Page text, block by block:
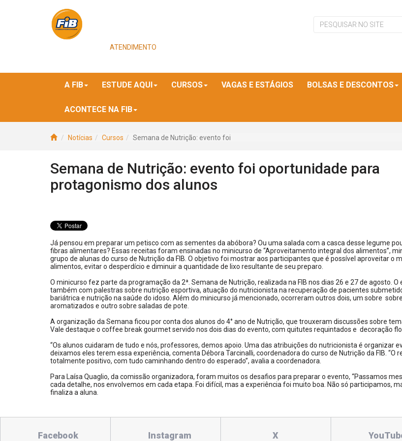
ATENDIMENTO
A FIB ESTUDE AQUI CURSOS VAGAS E ESTÁGIOS BOLSAS E DESCONTOS
ACONTECE NA FIB
Notícias Cursos Semana de Nutrição: evento foi
Semana de Nutrição: evento foi oportunidade para
protagonismo dos alunos
Já pensou em preparar um petisco com as sementes da abóbora? Ou uma salada com a casca desse legume
fibras alimentares? Essas receitas foram ensinadas no minicurso de “Aproveitamento integral dos alimentos”,
grupo de alunas do curso de Nutrição da FIB. O objetivo foi mostrar aos participantes que é possível aproveitar o
alimentos, evitar o desperdício e diminuir a quantidade de lixo resultante de seu preparo.
O minicurso fez parte da programação da 2ª. Semana de Nutrição, realizada na FIB nos dias 26 e 27 de agosto. O
também com palestras sobre nutrição esportiva, atuação do nutricionista na recuperação de pacientes
bariátrica e nutrição na saúde do idoso. Além do minicurso já mencionado, ocorreram outros dois, um sobre
aromatizados e outro sobre saladas de pote.
A organização da Semana ficou por conta dos alunos do 4° ano de Nutrição, que trouxeram discussões sobre
Vale destaque o coffee break gourmet servido nos dois dias do evento, com quitutes requintados e decoração
“Os alunos cuidaram de tudo e nós, professores, demos apoio. Uma das atribuições do nutricionista é organizar
deixamos eles terem essa experiência, comenta Débora Tarcinalli, coordenadora do curso de Nutrição da FIB. “O
totalmente positivo, com tudo caminhando dentro do esperado”, avalia a coordenadora.
Para Laísa Quaglio, da comissão organizadora, foram muitos os desafios para preparar o evento, “Passamos
cada detalhe, nos envolvemos em cada etapa. Foi difícil, mas a experiência foi muito boa. Não só participamos,
finaliza a aluna.
Facebook Instagram X